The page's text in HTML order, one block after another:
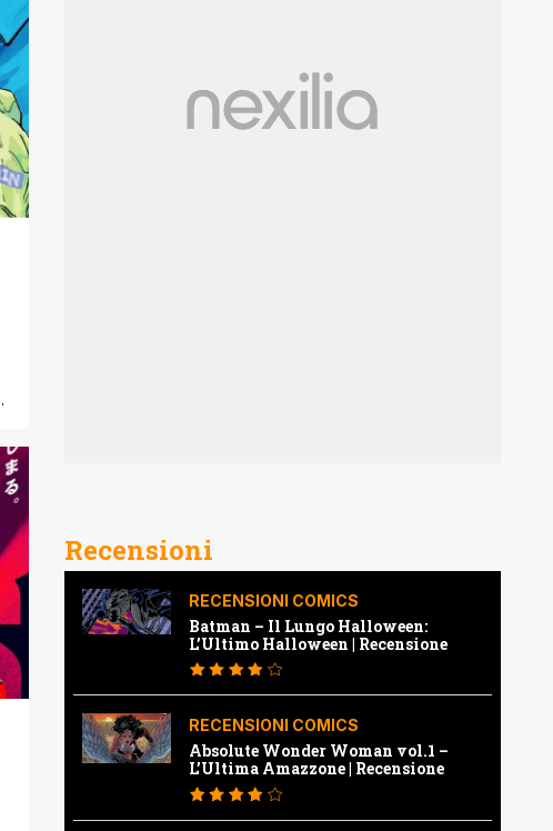
Recensioni
RECENSIONI COMICS
Batman – Il Lungo Halloween:
L’Ultimo Halloween | Recensione
RECENSIONI COMICS
Absolute Wonder Woman vol.1 –
L’Ultima Amazzone | Recensione